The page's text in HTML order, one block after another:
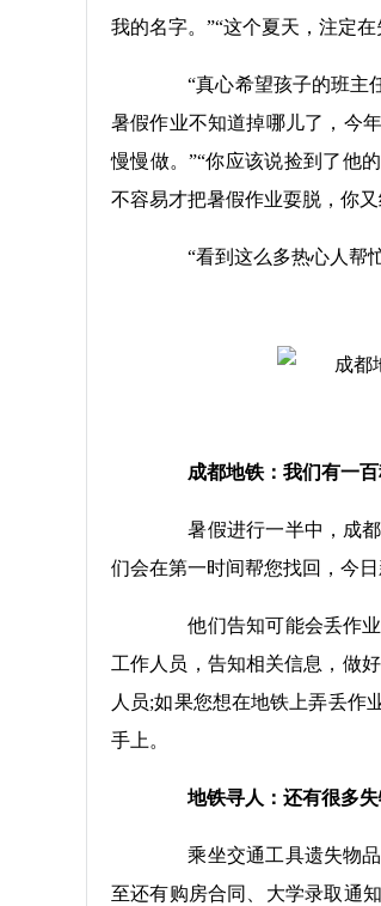
我的名字。”“这个夏天，注定
“真心希望孩子的班主任
暑假作业不知道掉哪儿了，今
慢慢做。”“你应该说捡到了他
不容易才把暑假作业耍脱，你
“看到这么多热心人帮忙
成都地铁：我们有一百
暑假进行一半中，成都
们会在第一时间帮您找回，今日
他们告知可能会丢作业
工作人员，告知相关信息，做
人员;如果您想在地铁上弄丢作
手上。
地铁寻人：还有很多
乘坐交通工具遗失物品
至还有购房合同、大学录取通